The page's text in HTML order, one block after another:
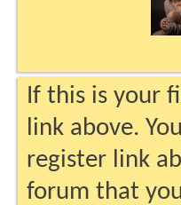
If this is your
link above.
register link
forum that